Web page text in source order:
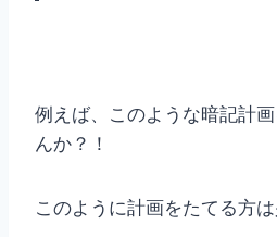
例えば、このような暗記計
んか？！
このように計画をたてる方は